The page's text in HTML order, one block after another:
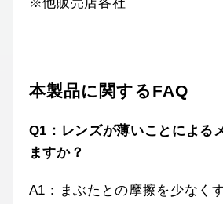
※他販売店各社
本製品に関するFAQ
Q1：レンズが薄いことによる
ますか？
A1：まぶたとの摩擦を少なく